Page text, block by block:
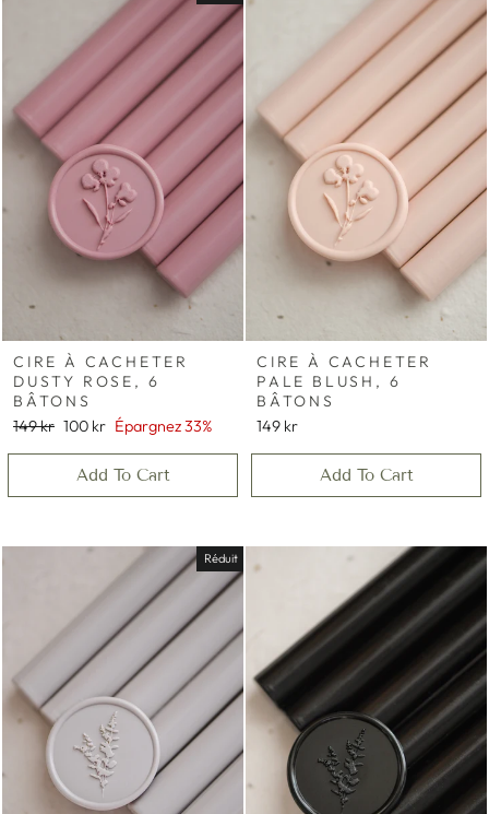
CIRE À CACHETER
DUSTY ROSE, 6
BÂTONS
Prix
149 kr Prix
100 kr Épargnez 33%
Add To Cart
CIRE À CACHETER
PALE BLUSH, 6
BÂTONS
149 kr
Add To Cart
Réduit